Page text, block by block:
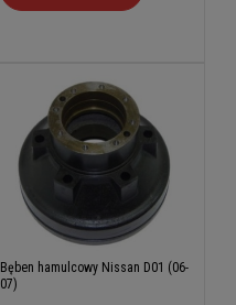
Bęben hamulcowy Nissan D01 (06-
07)